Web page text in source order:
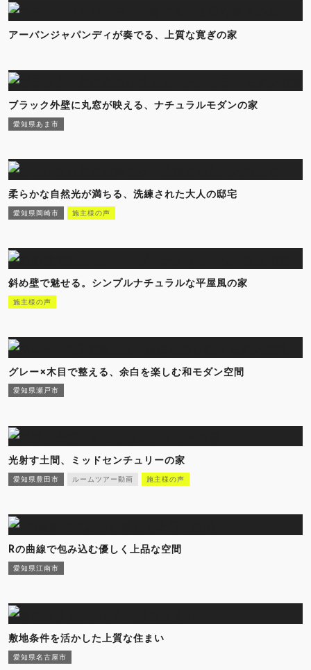
アーバンジャパンディが奏でる、上質な寛ぎの家
ブラック外壁に丸窓が映える、ナチュラルモダンの家
愛知県あま市
柔らかな自然光が満ちる、洗練された大人の邸宅
愛知県岡崎市 施主様の声
斜め壁で魅せる。シンプルナチュラルな平屋風の家
施主様の声
グレー×木目で整える、余白を楽しむ和モダン空間
愛知県瀬戸市
光射す土間、ミッドセンチュリーの家
愛知県豊田市 ルームツアー動画 施主様の声
Rの曲線で包み込む優しく上品な空間
愛知県江南市
敷地条件を活かした上質な住まい
愛知県名古屋市